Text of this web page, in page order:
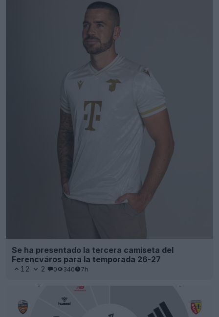
Se ha presentado la tercera camiseta del
Ferencváros para la temporada 26-27
12 2 0 340 7h